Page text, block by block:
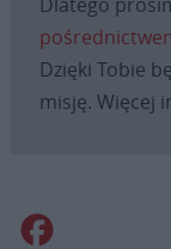
Dzięki Tobie
misję. Więcej